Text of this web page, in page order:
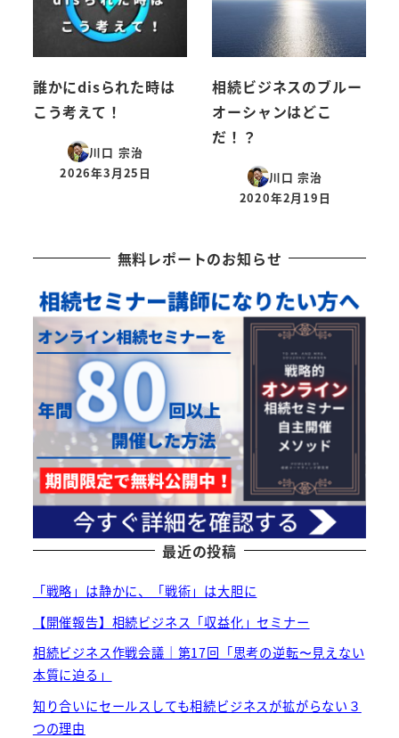
誰かにdisられた時は
こう考えて！
川口 宗治
投稿日
2026年3月25日
相続ビジネスのブルー
オーシャンはどこ
だ！？
川口 宗治
投稿日
2020年2月19日
無料レポートのお知らせ
最近の投稿
「戦略」は静かに、「戦術」は大胆に
【開催報告】相続ビジネス「収益化」セミナー
相続ビジネス作戦会議｜第17回「思考の逆転〜見えない
本質に迫る」
知り合いにセールスしても相続ビジネスが拡がらない３
つの理由